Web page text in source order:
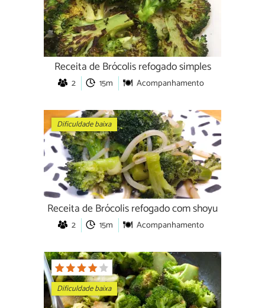
Receita de Brócolis refogado simples
2 15m Acompanhamento
Dificuldade baixa
Receita de Brócolis refogado com shoyu
2 15m Acompanhamento
Dificuldade baixa